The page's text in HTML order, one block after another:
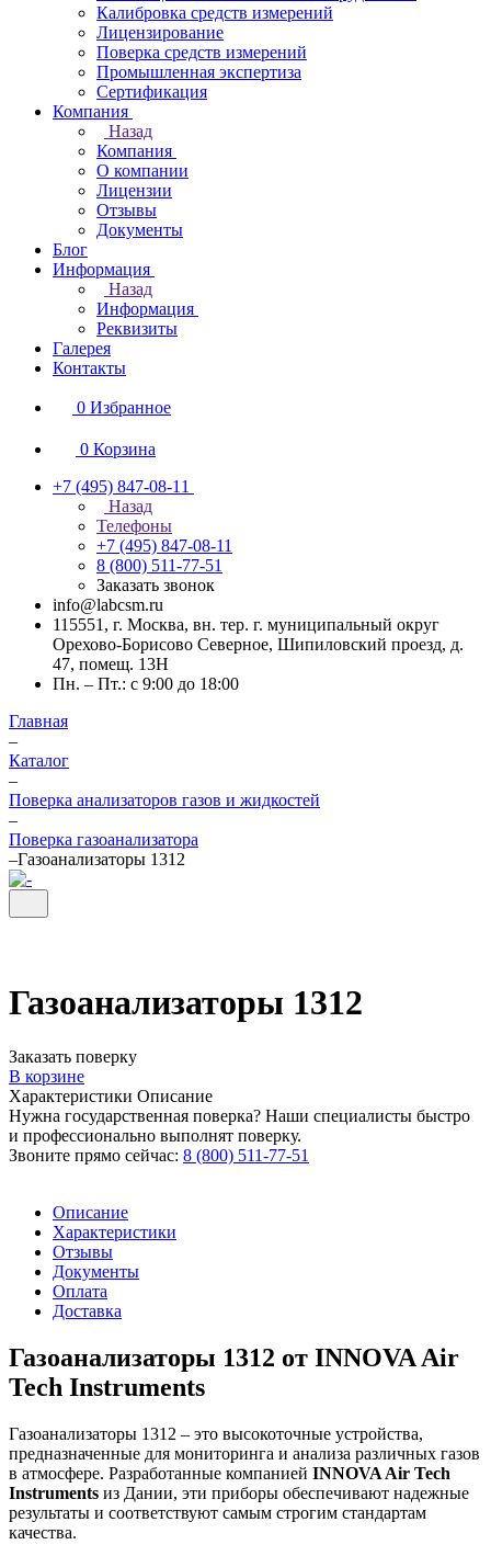
Калибровка средств измерений
Лицензирование
Поверка средств измерений
Промышленная экспертиза
Сертификация
Компания
Назад
Компания
О компании
Лицензии
Отзывы
Документы
Блог
Информация
Назад
Информация
Реквизиты
Галерея
Контакты
0 Избранное
0 Корзина
+7 (495) 847-08-11
Назад
Телефоны
+7 (495) 847-08-11
8 (800) 511-77-51
Заказать звонок
info@labcsm.ru
115551, г. Москва, вн. тер. г. муниципальный округ
Орехово-Борисово Северное, Шипиловский проезд, д.
47, помещ. 13Н
Пн. – Пт.: с 9:00 до 18:00
Главная
–
Каталог
–
Поверка анализаторов газов и жидкостей
–
Поверка газоанализатора
–Газоанализаторы 1312
Газоанализаторы 1312
Заказать поверку
В корзине
Характеристики Описание
Нужна государственная поверка? Наши специалисты быстро
и профессионально выполнят поверку.
Звоните прямо сейчас: 8 (800) 511-77-51
Описание
Характеристики
Отзывы
Документы
Оплата
Доставка
Газоанализаторы 1312 от INNOVA Air
Tech Instruments
Газоанализаторы 1312 – это высокоточные устройства,
предназначенные для мониторинга и анализа различных газов
в атмосфере. Разработанные компанией INNOVA Air Tech
Instruments из Дании, эти приборы обеспечивают надежные
результаты и соответствуют самым строгим стандартам
качества.